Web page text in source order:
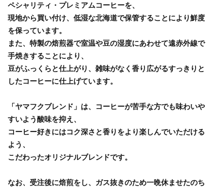
ペシャリティ・プレミアムコーヒーを、
現地から買い付け、低湿な北海道で保管することにより鮮度
を保っています。
また、特製の焙煎器で室温や豆の湿度にあわせて遠赤外線で
手焼きすることにより、
豆がふっくらと仕上がり、雑味がなく香り広がるすっきりと
したコーヒーに仕上げています。
「ヤマフクブレンド」は、コーヒーが苦手な方でも味わいや
すいよう酸味を抑え、
コーヒー好きにはコク深さと香りをより楽しんでいただける
よう、
こだわったオリジナルブレンドです。
なお、受注後に焙煎をし、ガス抜きのため一晩休ませたのち